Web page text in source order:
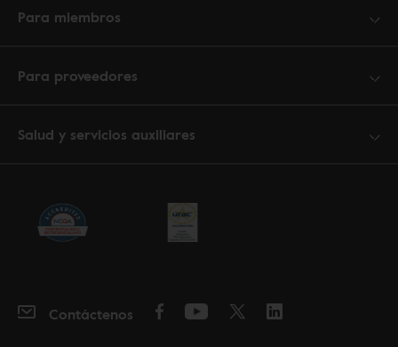
Para miembros
Para proveedores
Salud y servicios auxiliares
Contáctenos